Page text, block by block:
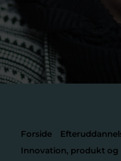
Forside
Innovation, produkt